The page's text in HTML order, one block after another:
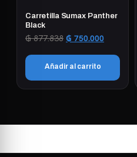
Carretilla Sumax Panther
Black
₲877.838 El
₲ 750.000El
actual
₲
Añadir al carrito